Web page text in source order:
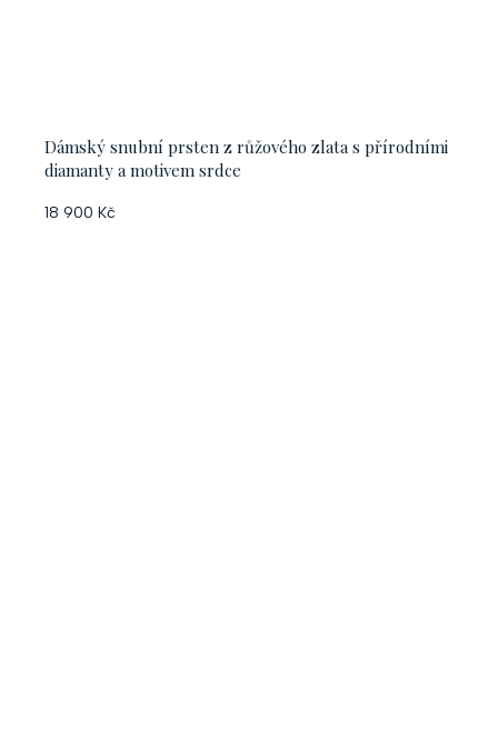
Dámský snubní prsten z růžového zlata s přírodními
diamanty a motivem srdce
18 900 Kč